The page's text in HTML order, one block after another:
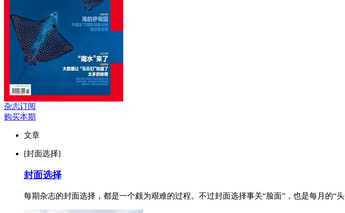
杂志订阅
购买本期
文章
[封面选择]
封面选择
每期杂志的封面选择，都是一个颇为艰难的过程。不过封面选择事关“脸面”，也是每月的“